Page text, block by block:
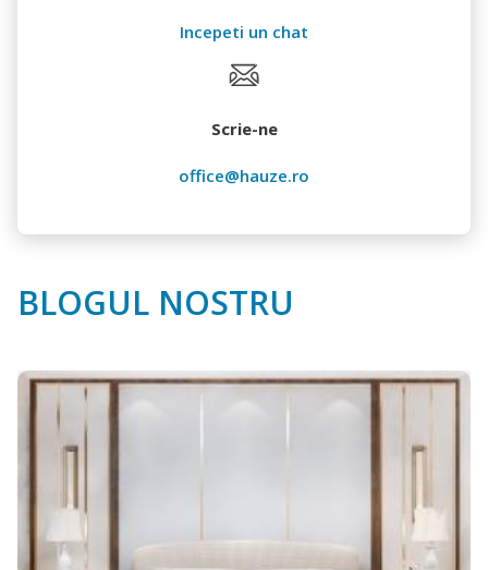
Incepeti un chat
Scrie-ne
office@hauze.ro
BLOGUL NOSTRU
Credit pentru construcția unui proiect casa -
pași concreți
Fie că ai găsit deja inspirație într-o variantă standard sau îți
dorești una dintre acele case moderne cu design contemporan,
finanțarea este o etapă cheie.